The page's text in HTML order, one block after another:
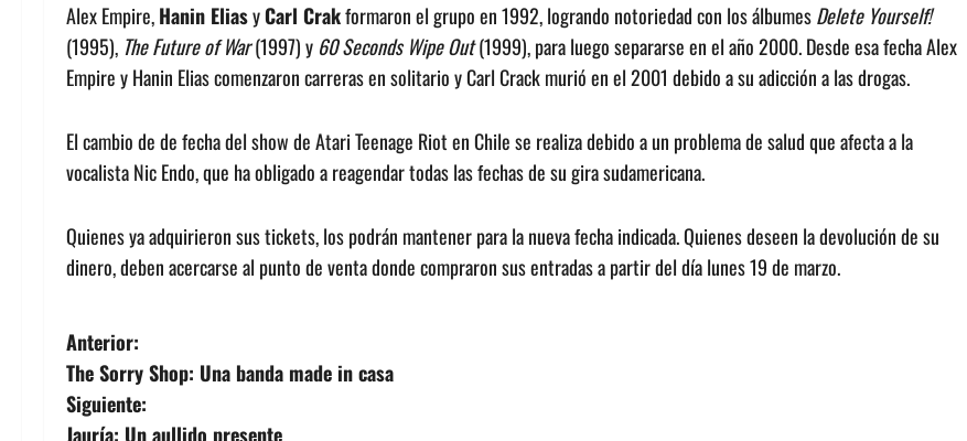
Alex Empire,Hanin EliasyCarl Crakformaron el grupo en 1992, logrando notoriedad con los álbumesDelete Yourself!
(1995), The Future of War(1997) y 60 Seconds Wipe Out(1999), para luego separarse en el año 2000. Desde esa fecha Alex
Empire y Hanin Elias comenzaron carreras en solitario y Carl Crack murió en el 2001 debido a su adicción a las drogas.
El cambio de de fecha del show de Atari Teenage Riot en Chile se realiza debido a un problema de salud que afecta a la
vocalista Nic Endo, que ha obligado a reagendar todas las fechas de su gira sudamericana.
Quienes ya adquirieron sus tickets, los podrán mantener para la nueva fecha indicada. Quienes deseen la devolución de su
dinero, deben acercarse al punto de venta donde compraron sus entradas a partir del día lunes 19 de marzo.
N
a
Anterior:
The Sorry Shop: Una banda made in casa
Siguiente:
Jauría: Un aullido presente